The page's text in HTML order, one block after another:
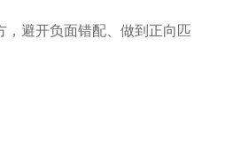
避开负面错配、做到正向匹